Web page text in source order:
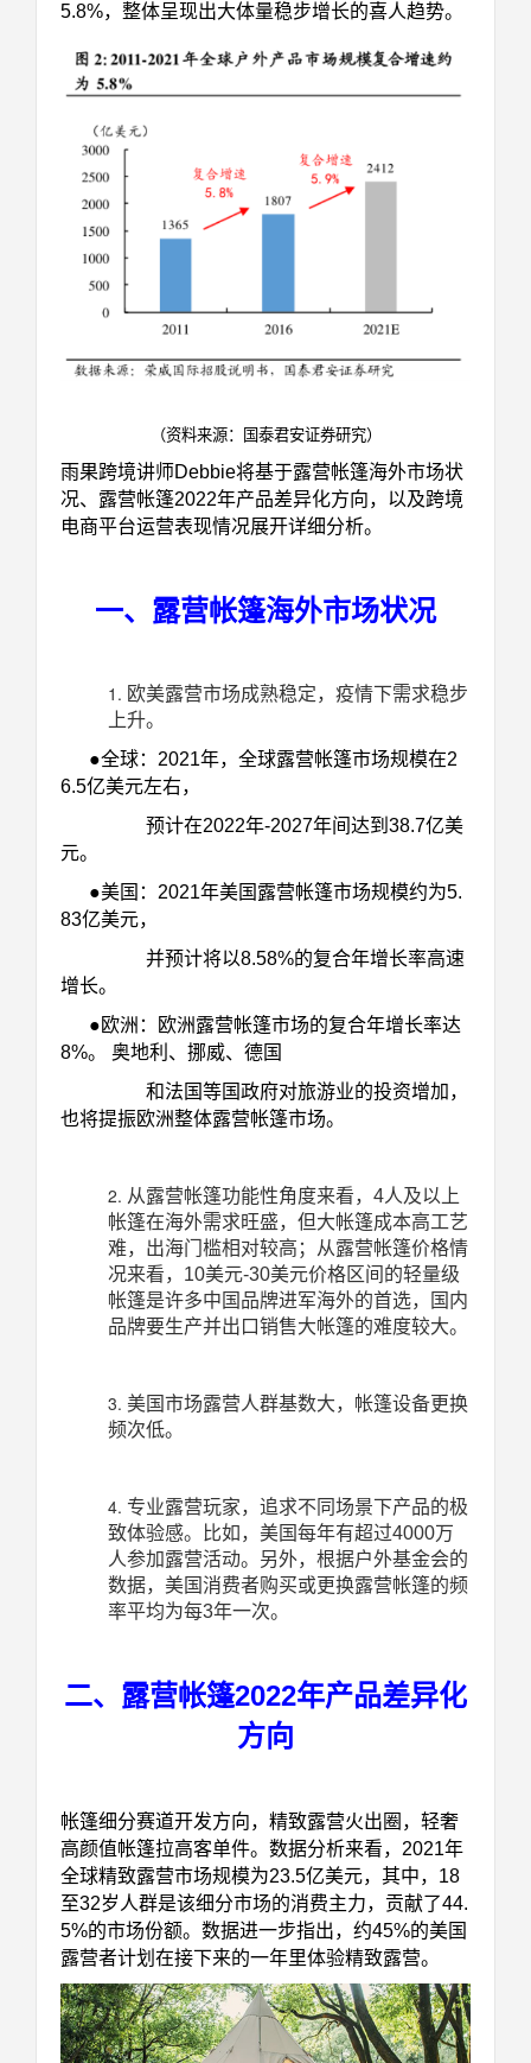
5.8%，整体呈现出大体量稳步增长的喜人趋势。
（资料来源：国泰君安证券研究）
雨果跨境讲师Debbie将基于露营帐篷海外市场状
况、露营帐篷2022年产品差异化方向，以及跨境
电商平台运营表现情况展开详细分析。
一、露营帐篷海外市场状况
欧美露营市场成熟稳定，疫情下需求稳步
上升。
●全球：2021年，全球露营帐篷市场规模在2
6.5亿美元左右，
预计在2022年-2027年间达到38.7亿美
元。
●美国：2021年美国露营帐篷市场规模约为5.
83亿美元，
并预计将以8.58%的复合年增长率高速
增长。
●欧洲：欧洲露营帐篷市场的复合年增长率达
8%。
奥地利、挪威、德国
和法国等国政府对旅游业的投资增加，
也将提振欧洲整体露营帐篷市场。
从露营帐篷功能性角度来看，4人及以上
帐篷在海外需求旺盛，但大帐篷成本高工艺
难，出海门槛相对较高；从露营帐篷价格情
况来看，10美元-30美元价格区间的轻量级
帐篷是许多中国品牌进军海外的首选，国内
品牌要生产并出口销售大帐篷的难度较大。
美国市场露营人群基数大，帐篷设备更换
频次低。
专业露营玩家，追求不同场景下产品的极
致体验感。比如，美国每年有超过4000万
人参加露营活动。另外，根据户外基金会的
数据，美国消费者购买或更换露营帐篷的频
率平均为每3年一次。
二、露营帐篷2022年产品差异化
方向
帐篷细分赛道开发方向，精致露营火出圈，轻奢
高颜值帐篷拉高客单件。数据分析来看，2021年
全球精致露营市场规模为23.5亿美元，其中，18
至32岁人群是该细分市场的消费主力，贡献了44.
5%的市场份额。数据进一步指出，约45%的美国
露营者计划在接下来的一年里体验精致露营。